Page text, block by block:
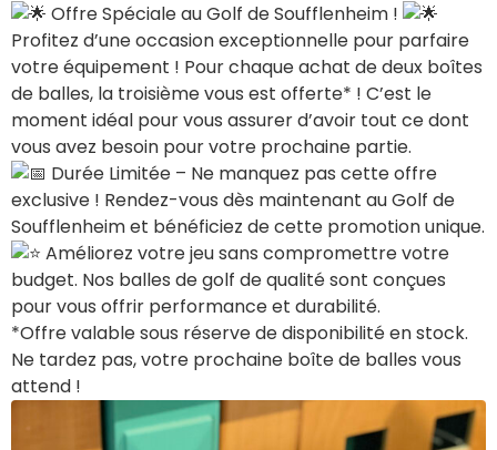
Offre Spéciale au Golf de Soufflenheim !
Profitez d’une occasion exceptionnelle pour parfaire
votre équipement ! Pour chaque achat de deux boîtes
de balles, la troisième vous est offerte* ! C’est le
moment idéal pour vous assurer d’avoir tout ce dont
vous avez besoin pour votre prochaine partie.
Durée Limitée – Ne manquez pas cette offre
exclusive ! Rendez-vous dès maintenant au Golf de
Soufflenheim et bénéficiez de cette promotion unique.
Améliorez votre jeu sans compromettre votre
budget. Nos balles de golf de qualité sont conçues
pour vous offrir performance et durabilité.
*Offre valable sous réserve de disponibilité en stock.
Ne tardez pas, votre prochaine boîte de balles vous
attend !